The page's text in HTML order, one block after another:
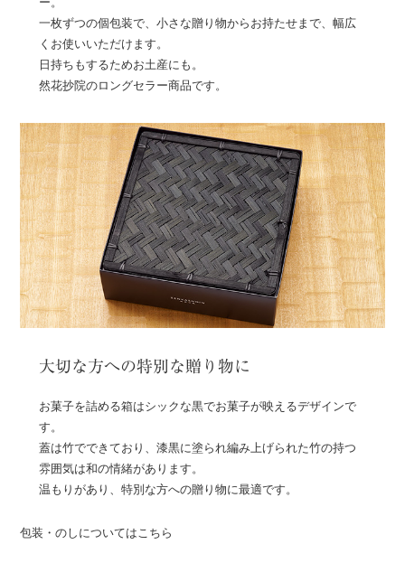
一枚ずつの個包装で、小さな贈り物からお持たせまで、幅広
くお使いいただけます。
日持ちもするためお土産にも。
然花抄院のロングセラー商品です。
大切な方への特別な贈り物に
お菓子を詰める箱はシックな黒でお菓子が映えるデザインで
す。
蓋は竹でできており、漆黒に塗られ編み上げられた竹の持つ
雰囲気は和の情緒があります。
温もりがあり、特別な方への贈り物に最適です。
包装・のしについてはこちら